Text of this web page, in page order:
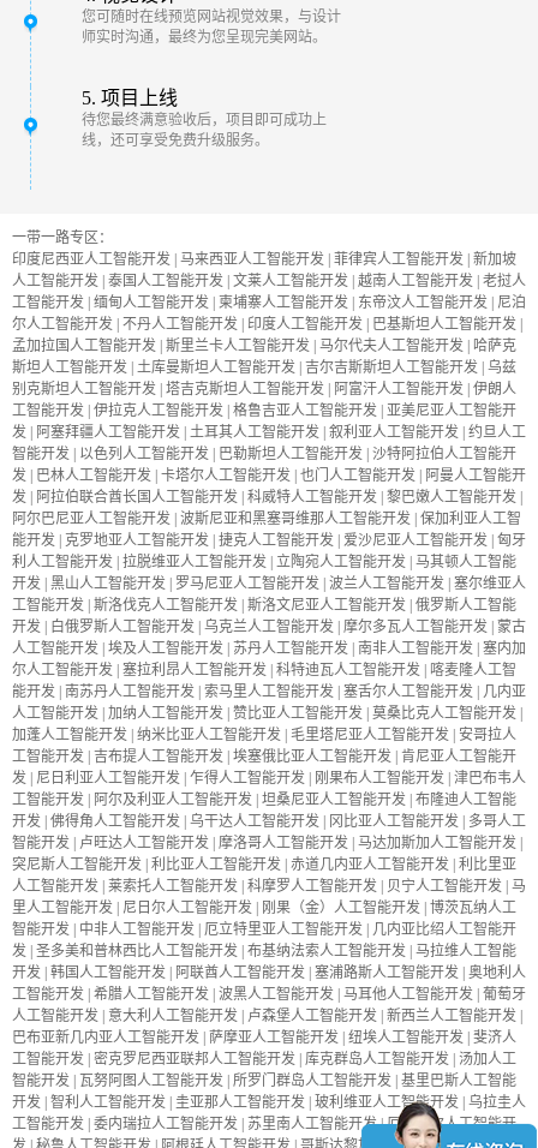
您可随时在线预览网站视觉效果，与设计
师实时沟通，最终为您呈现完美网站。
5. 项目上线
待您最终满意验收后，项目即可成功上
线，还可享受免费升级服务。
一带一路专区：
印度尼西亚人工智能开发 | 马来西亚人工智能开发 | 菲律宾人工智能开发 | 新加坡
人工智能开发 | 泰国人工智能开发 | 文莱人工智能开发 | 越南人工智能开发 | 老挝人
工智能开发 | 缅甸人工智能开发 | 柬埔寨人工智能开发 | 东帝汶人工智能开发 | 尼泊
尔人工智能开发 | 不丹人工智能开发 | 印度人工智能开发 | 巴基斯坦人工智能开发 |
孟加拉国人工智能开发 | 斯里兰卡人工智能开发 | 马尔代夫人工智能开发 | 哈萨克
斯坦人工智能开发 | 土库曼斯坦人工智能开发 | 吉尔吉斯斯坦人工智能开发 | 乌兹
别克斯坦人工智能开发 | 塔吉克斯坦人工智能开发 | 阿富汗人工智能开发 | 伊朗人
工智能开发 | 伊拉克人工智能开发 | 格鲁吉亚人工智能开发 | 亚美尼亚人工智能开
发 | 阿塞拜疆人工智能开发 | 土耳其人工智能开发 | 叙利亚人工智能开发 | 约旦人工
智能开发 | 以色列人工智能开发 | 巴勒斯坦人工智能开发 | 沙特阿拉伯人工智能开
发 | 巴林人工智能开发 | 卡塔尔人工智能开发 | 也门人工智能开发 | 阿曼人工智能开
发 | 阿拉伯联合酋长国人工智能开发 | 科威特人工智能开发 | 黎巴嫩人工智能开发 |
阿尔巴尼亚人工智能开发 | 波斯尼亚和黑塞哥维那人工智能开发 | 保加利亚人工智
能开发 | 克罗地亚人工智能开发 | 捷克人工智能开发 | 爱沙尼亚人工智能开发 | 匈牙
利人工智能开发 | 拉脱维亚人工智能开发 | 立陶宛人工智能开发 | 马其顿人工智能
开发 | 黑山人工智能开发 | 罗马尼亚人工智能开发 | 波兰人工智能开发 | 塞尔维亚人
工智能开发 | 斯洛伐克人工智能开发 | 斯洛文尼亚人工智能开发 | 俄罗斯人工智能
开发 | 白俄罗斯人工智能开发 | 乌克兰人工智能开发 | 摩尔多瓦人工智能开发 | 蒙古
人工智能开发 | 埃及人工智能开发 | 苏丹人工智能开发 | 南非人工智能开发 | 塞内加
尔人工智能开发 | 塞拉利昂人工智能开发 | 科特迪瓦人工智能开发 | 喀麦隆人工智
能开发 | 南苏丹人工智能开发 | 索马里人工智能开发 | 塞舌尔人工智能开发 | 几内亚
人工智能开发 | 加纳人工智能开发 | 赞比亚人工智能开发 | 莫桑比克人工智能开发 |
加蓬人工智能开发 | 纳米比亚人工智能开发 | 毛里塔尼亚人工智能开发 | 安哥拉人
工智能开发 | 吉布提人工智能开发 | 埃塞俄比亚人工智能开发 | 肯尼亚人工智能开
发 | 尼日利亚人工智能开发 | 乍得人工智能开发 | 刚果布人工智能开发 | 津巴布韦人
工智能开发 | 阿尔及利亚人工智能开发 | 坦桑尼亚人工智能开发 | 布隆迪人工智能
开发 | 佛得角人工智能开发 | 乌干达人工智能开发 | 冈比亚人工智能开发 | 多哥人工
智能开发 | 卢旺达人工智能开发 | 摩洛哥人工智能开发 | 马达加斯加人工智能开发 |
突尼斯人工智能开发 | 利比亚人工智能开发 | 赤道几内亚人工智能开发 | 利比里亚
人工智能开发 | 莱索托人工智能开发 | 科摩罗人工智能开发 | 贝宁人工智能开发 | 马
里人工智能开发 | 尼日尔人工智能开发 | 刚果（金）人工智能开发 | 博茨瓦纳人工
智能开发 | 中非人工智能开发 | 厄立特里亚人工智能开发 | 几内亚比绍人工智能开
发 | 圣多美和普林西比人工智能开发 | 布基纳法索人工智能开发 | 马拉维人工智能
开发 | 韩国人工智能开发 | 阿联酋人工智能开发 | 塞浦路斯人工智能开发 | 奥地利人
工智能开发 | 希腊人工智能开发 | 波黑人工智能开发 | 马耳他人工智能开发 | 葡萄牙
人工智能开发 | 意大利人工智能开发 | 卢森堡人工智能开发 | 新西兰人工智能开发 |
巴布亚新几内亚人工智能开发 | 萨摩亚人工智能开发 | 纽埃人工智能开发 | 斐济人
工智能开发 | 密克罗尼西亚联邦人工智能开发 | 库克群岛人工智能开发 | 汤加人工
智能开发 | 瓦努阿图人工智能开发 | 所罗门群岛人工智能开发 | 基里巴斯人工智能
开发 | 智利人工智能开发 | 圭亚那人工智能开发 | 玻利维亚人工智能开发 | 乌拉圭人
工智能开发 | 委内瑞拉人工智能开发 | 苏里南人工智能开发|厄瓜多尔人工智能开